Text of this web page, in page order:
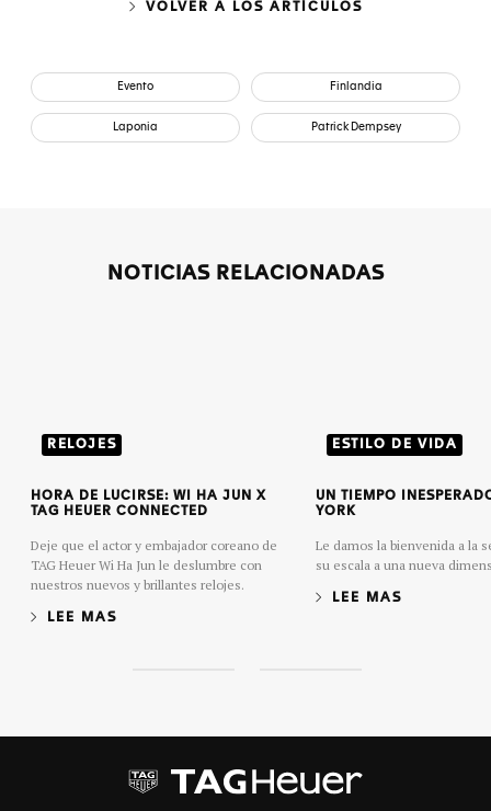
VOLVER A LOS ARTÍCULOS
Evento Finlandia
Laponia Patrick Dempsey
NOTICIAS RELACIONADAS
HORA DE LUCIRSE: WI HA JUN X
TAG HEUER CONNECTED
Deje que el actor y embajador coreano de
TAG Heuer Wi Ha Jun le deslumbre con
nuestros nuevos y brillantes relojes.
LEE MAS
RELOJES
UN TIEMPO
YORK
Le damos la bienvenida a la
su escala a una nueva
LEE MAS
ESTILO DE VIDA
d
1
d
2